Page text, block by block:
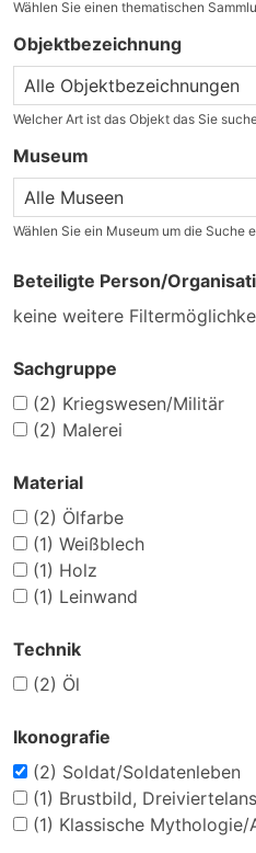
Wählen Sie einen thematischen
Objektbezeichnung
Welcher Art ist das Objekt das Sie
Museum
Wählen Sie ein Museum um die Suche
Beteiligte Person/
keine weitere
Sachgruppe
(2) Kriegswesen/Militär
(2) Malerei
Material
(2) Ölfarbe
(1) Weißblech
(1) Holz
(1) Leinwand
Technik
(2) Öl
Ikonografie
(2) Soldat/Soldatenleben
(1) Brustbild,
(1) Klassische